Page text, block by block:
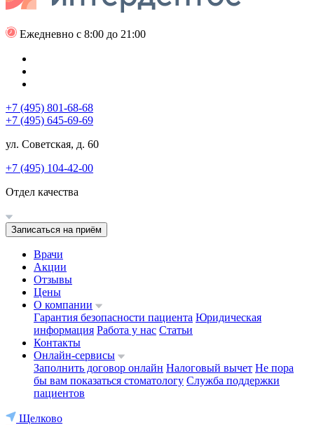
Ежедневно с 8:00 до 21:00
+7 (495) 801-68-68
+7 (495) 645-69-69
ул. Советская, д. 60
+7 (495) 104-42-00
Отдел качества
Записаться на приём
Врачи
Акции
Отзывы
Цены
О компании
Гарантия безопасности пациента Юридическая
информация Работа у нас Статьи
Контакты
Онлайн-сервисы
Заполнить договор онлайн Налоговый вычет Не пора
бы вам показаться стоматологу Служба поддержки
пациентов
Щелково